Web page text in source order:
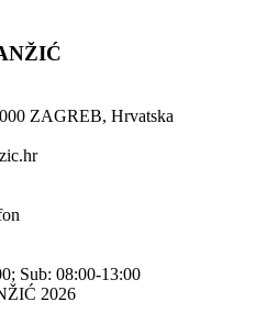
ZAGREB, Hrvatska
Sub: 08:00-13:00
2026